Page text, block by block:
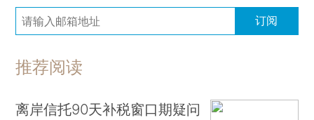
订阅
推荐阅读
离岸信托90天补税窗口期疑问